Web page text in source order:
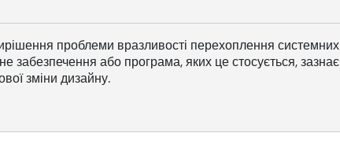
проблеми вразливості перехоплення системних
забезпечення або програма, яких це стосується, зазнає
зміни дизайну.